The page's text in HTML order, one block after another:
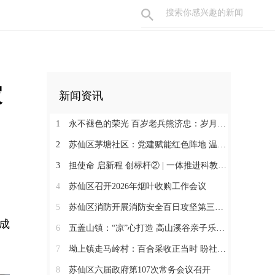
新闻资讯
1 永不褪色的荣光 百岁老兵熊济忠：岁月长河铸丹心 保家卫国献忠诚
2 苏仙区茅塘社区：党建赋能红色阵地 温情守护邻里朝夕
3 担使命 启新程 创标杆② | 一体推进科教人才 深度融合文旅业态
4 苏仙区召开2026年烟叶收购工作会议
5 苏仙区消防开展消防安全百日攻坚第三次联合检查
6 五盖山镇：“凉”心打造 高山溪谷亲子乐园火爆出圈
7 坳上镇走马岭村：百合采收正当时 盼社会各界助力销售
8 苏仙区六届政府第107次常务会议召开